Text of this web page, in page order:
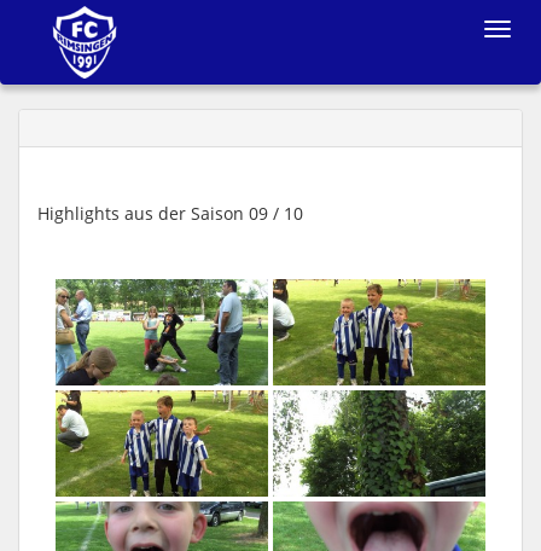
Toggle
Highlights aus der Saison 09 / 10